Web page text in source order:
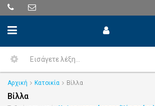
Αρχική Κατοικία Βίλλα
Βίλλα